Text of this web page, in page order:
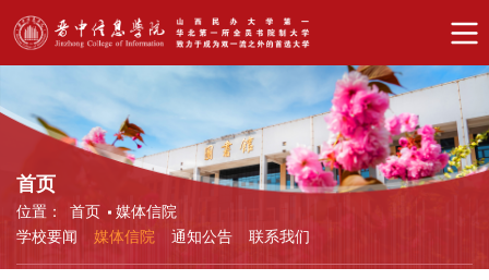
首页
位置： 首页
媒体信院
学校要闻
媒体信院 通知公告 联系我们